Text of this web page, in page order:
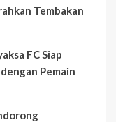
Tembakan
FC Siap
Pemain